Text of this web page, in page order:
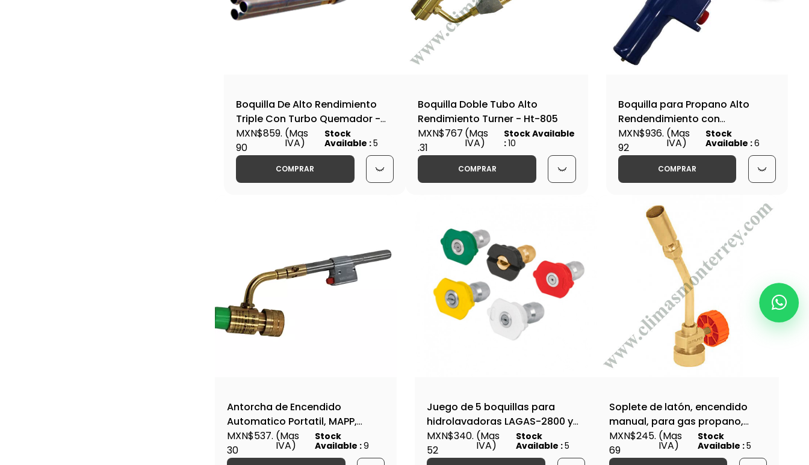
Boquilla De Alto Rendimiento
Triple Con Turbo Quemador -
HT-803
MXN$859.
90
(Mas
IVA)
Stock
Available :5
COMPRAR
Boquilla Doble Tubo Alto
Rendimiento Turner - Ht-805
MXN$767
.31
(Mas
IVA)
Stock Available
:10
COMPRAR
Boquilla para Propano Alto
Rendendimiento con
Autoencendido Electronico -
HT-8088
MXN$936.
92
(Mas
IVA)
Stock
Available :6
COMPRAR
Antorcha de Encendido
Automatico Portatil, MAPP,
Propano, GLP - WIP-HT-3
MXN$537.
30
(Mas
IVA)
Stock
Available :9
Juego de 5 boquillas para
hidrolavadoras LAGAS-2800 y
3300-BOQ-LAGAS / 12896
MXN$340.
52
(Mas
IVA)
Stock
Available :5
Soplete de latón, encendido
manual, para gas propano,
TRUPER-MECH-PR / 18257
MXN$245.
69
(Mas
IVA)
Stock
Available :5